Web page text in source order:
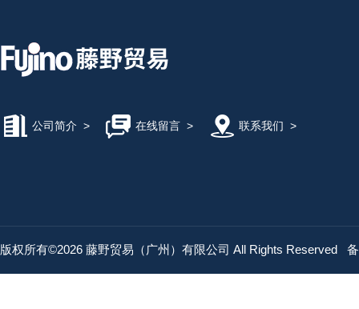
公司简介 > 在线留言> 联系我们 >
版权所有©2026 藤野贸易（广州）有限公司 All Rights Reserved